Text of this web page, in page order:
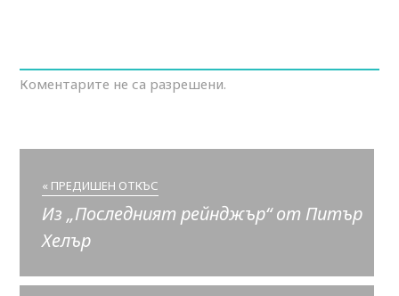
Коментарите не са разрешени.
« ПРЕДИШЕН ОТКЪС
Из „Последният рейнджър“ от Питър
Хелър